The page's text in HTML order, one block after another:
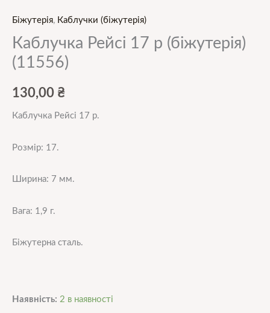
Біжутерія, Каблучки (біжутерія)
Каблучка Рейсі 17 р (біжутерія)
(11556)
130,00 ₴
Каблучка Рейсі 17 р.
Розмір: 17.
Ширина: 7 мм.
Вага: 1,9 г.
Біжутерна сталь.
Наявність: 2 в наявності